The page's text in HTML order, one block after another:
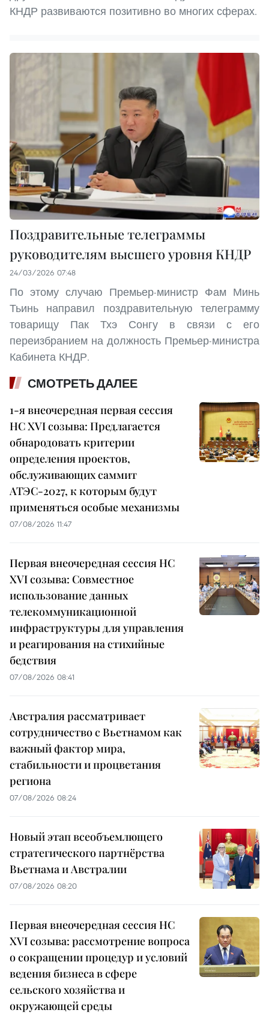
КНДР развиваются позитивно во многих сферах.
Поздравительные телеграммы
руководителям высшего уровня КНДР
24/03/2026 07:48
По этому случаю Премьер-министр Фам Минь
Тьинь направил поздравительную телеграмму
товарищу Пак Тхэ Сонгу в связи с его
переизбранием на должность Премьер-министра
Кабинета КНДР.
СМОТРЕТЬ ДАЛЕЕ
1-я внеочередная первая сессия
НС XVI созыва: Предлагается
обнародовать критерии
определения проектов,
обслуживающих саммит
АТЭС-2027, к которым будут
применяться особые механизмы
07/08/2026 11:47
Первая внеочередная сессия НС
XVI созыва: Совместное
использование данных
телекоммуникационной
инфраструктуры для управления
и реагирования на стихийные
бедствия
07/08/2026 08:41
Австралия рассматривает
сотрудничество с Вьетнамом как
важный фактор мира,
стабильности и процветания
региона
07/08/2026 08:24
Новый этап всеобъемлющего
стратегического партнёрства
Вьетнама и Австралии
07/08/2026 08:20
Первая внеочередная сессия НС
XVI созыва: рассмотрение вопроса
о сокращении процедур и условий
ведения бизнеса в сфере
сельского хозяйства и
окружающей среды